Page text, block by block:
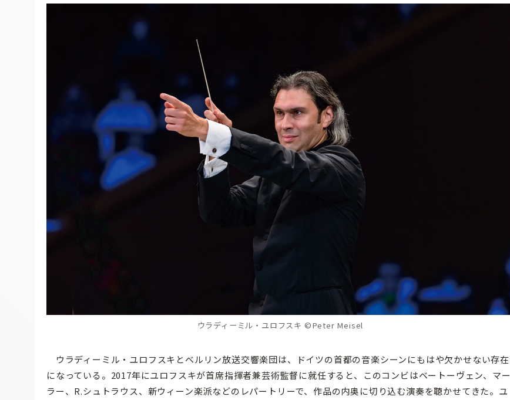
ウラディーミル・ユロフスキ ©Peter Meisel
ウラディーミル・ユロフスキとベルリン放送交響楽団は、ドイツの首都の音楽シーンにもはや欠かせない存在
になっている。2017年にユロフスキが首席指揮者兼芸術監督に就任すると、このコンビはベートーヴェン、マー
ラー、R.シュトラウス、新ウィーン楽派などのレパートリーで、作品の内奥に切り込む演奏を聴かせてきた。ユ